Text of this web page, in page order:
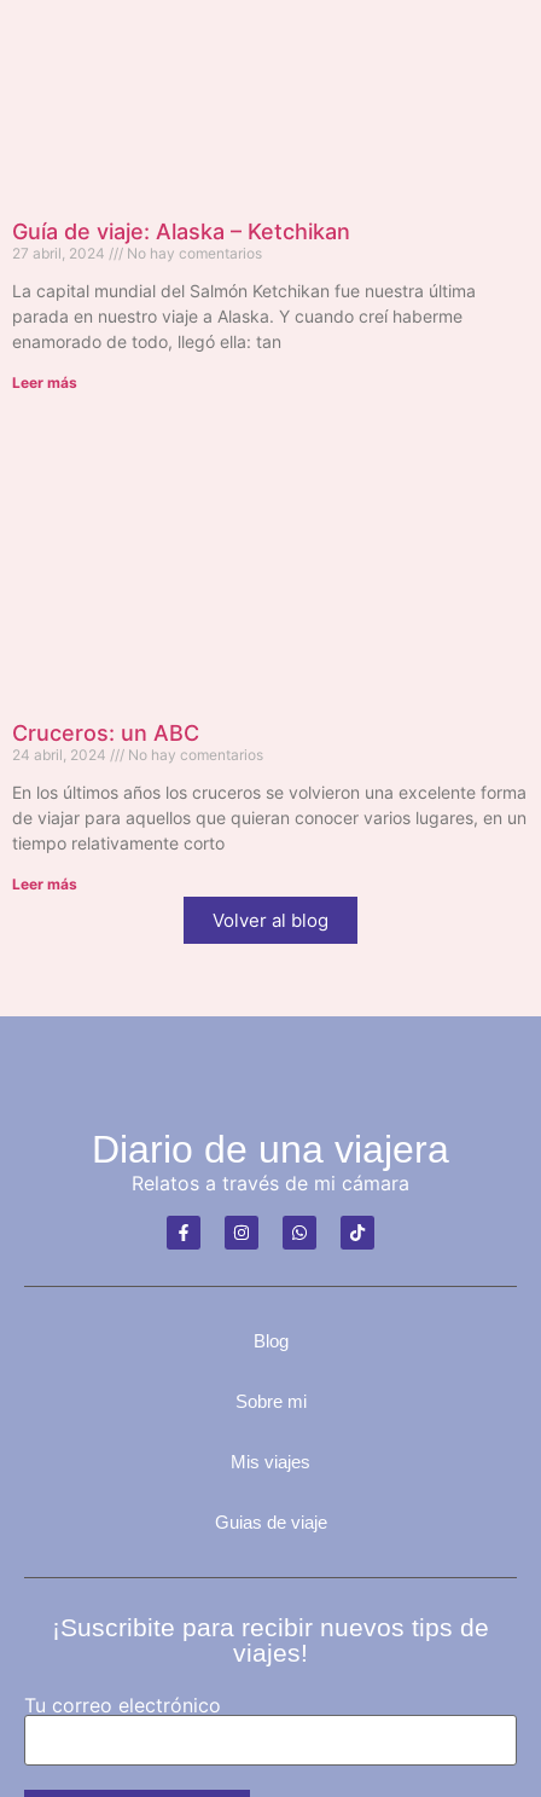
Guía de viaje: Alaska – Ketchikan
27 abril, 2024 No hay comentarios
La capital mundial del Salmón Ketchikan fue nuestra última
parada en nuestro viaje a Alaska. Y cuando creí haberme
enamorado de todo, llegó ella: tan
Leer más
Cruceros: un ABC
24 abril, 2024 No hay comentarios
En los últimos años los cruceros se volvieron una excelente forma
de viajar para aquellos que quieran conocer varios lugares, en un
tiempo relativamente corto
Leer más
Volver al blog
Diario de una viajera
Relatos a través de mi cámara
Blog
Sobre mi
Mis viajes
Guias de viaje
¡Suscribite para recibir nuevos tips de
viajes!
Tu correo electrónico